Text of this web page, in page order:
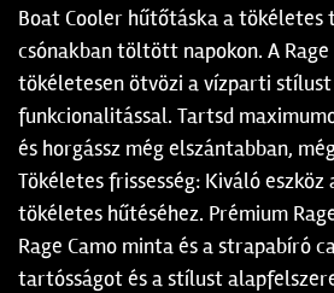
Boat Cooler hűtőtáska a tökéletes
csónakban töltött napokon. A
tökéletesen ötvözi a vízparti stílust
funkcionalitással. Tartsd
és horgássz még elszántabban,
Tökéletes frissesség: Kiváló
tökéletes hűtéséhez. Prémium
Rage Camo minta és a strapabíró
tartósságot és a stílust